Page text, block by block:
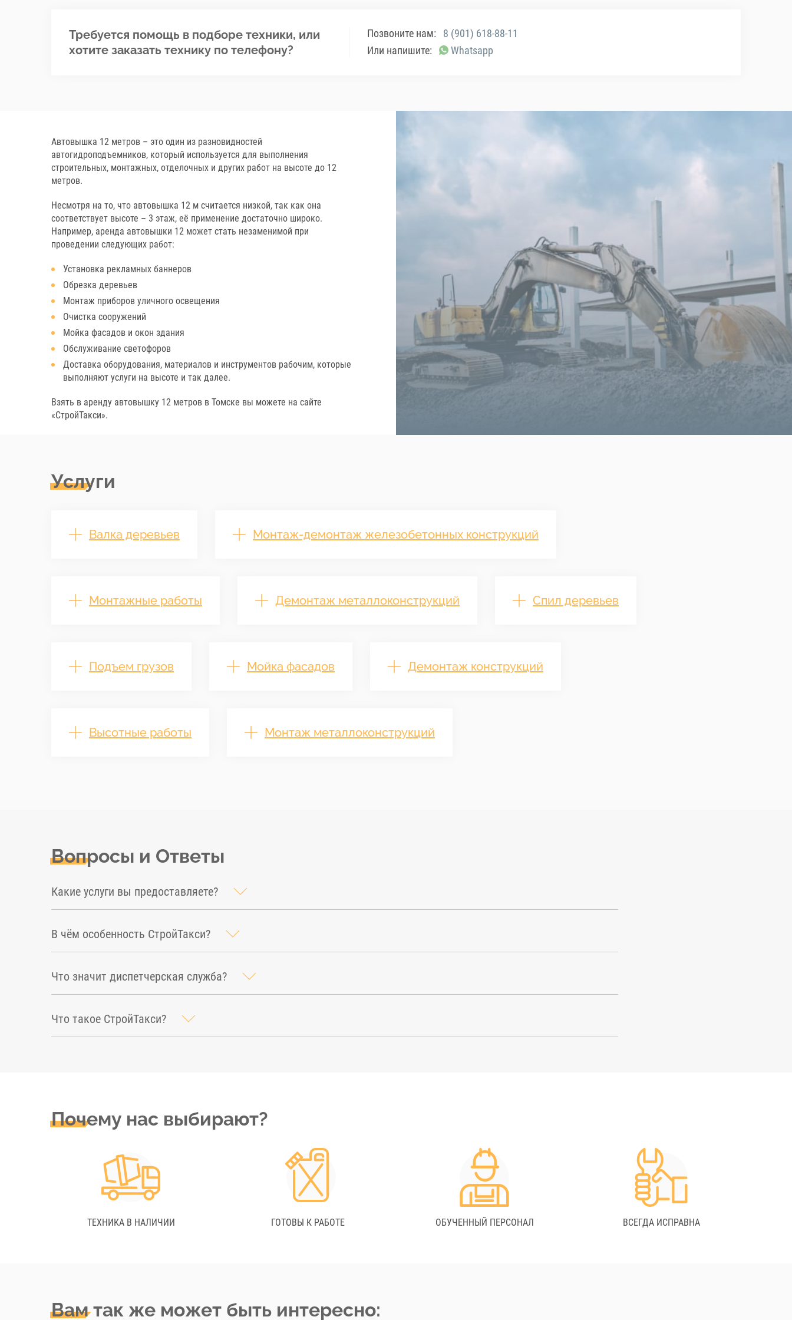
Требуется помощь в подборе техники, или
хотите заказать технику по телефону?
Позвоните нам:
8 (901) 618-88-11
Или напишите:
Whatsapp
Автовышка 12 метров – это один из разновидностей
автогидроподъемников, который используется для выполнения
строительных, монтажных, отделочных и других работ на высоте до 12
метров.
Несмотря на то, что автовышка 12 м считается низкой, так как она
соответствует высоте – 3 этаж, её применение достаточно широко.
Например, аренда автовышки 12 может стать незаменимой при
проведении следующих работ:
Установка рекламных баннеров
Обрезка деревьев
Монтаж приборов уличного освещения
Очистка сооружений
Мойка фасадов и окон здания
Обслуживание светофоров
Доставка оборудования, материалов и инструментов рабочим, которые
выполняют услуги на высоте и так далее.
Взять в аренду автовышку 12 метров в Томске вы можете на сайте
«СтройТакси».
Услуги
Валка деревьев Монтаж-демонтаж железобетонных конструкций
Монтажные работы Демонтаж металлоконструкций Спил деревьев
Подъем грузов Мойка фасадов Демонтаж конструкций
Высотные работы Монтаж металлоконструкций
Вопросы и Ответы
Какие услуги вы предоставляете?
В чём особенность СтройТакси?
Что значит диспетчерская служба?
Что такое СтройТакси?
Почему нас выбирают?
ТЕХНИКА В НАЛИЧИИ ГОТОВЫ К РАБОТЕ ОБУЧЕННЫЙ ПЕРСОНАЛ ВСЕГДА ИСПРАВНА
Вам так же может быть интересно: